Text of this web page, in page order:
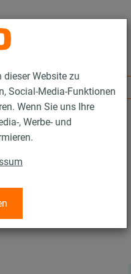
Website zu
Social-Media-Funktionen
Wenn Sie uns Ihre
, Werbe- und